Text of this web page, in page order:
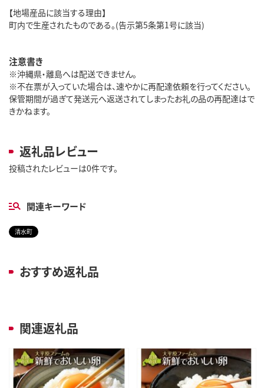
【地場産品に該当する理由】
町内で生産されたものである。(告示第5条第1号に該当)
注意書き
※沖縄県・離島へは配送できません。
※不在票が入っていた場合は、速やかに再配達依頼を行ってください。
保管期間が過ぎて発送元へ返送されてしまったお礼の品の再配達はで
きかねます。
返礼品レビュー
投稿されたレビューは0件です。
関連キーワード
清水町
おすすめ返礼品
関連返礼品